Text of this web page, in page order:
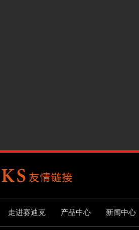
走进赛迪克 产品中心 新闻中心